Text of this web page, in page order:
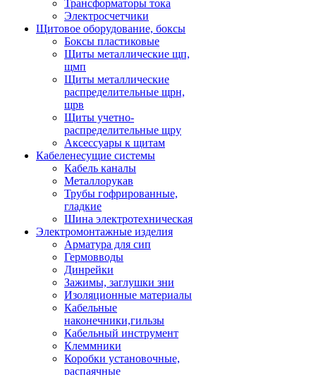
Трансформаторы тока
Электросчетчики
Щитовое оборудование, боксы
Боксы пластиковые
Щиты металлические щп,
щмп
Щиты металлические
распределительные щрн,
щрв
Щиты учетно-
распределительные щру
Аксессуары к щитам
Кабеленесущие системы
Кабель каналы
Металлорукав
Трубы гофрированные,
гладкие
Шина электротехническая
Электромонтажные изделия
Арматура для сип
Гермовводы
Динрейки
Зажимы, заглушки зни
Изоляционные материалы
Кабельные
наконечники,гильзы
Кабельный инструмент
Клеммники
Коробки установочные,
распаячные